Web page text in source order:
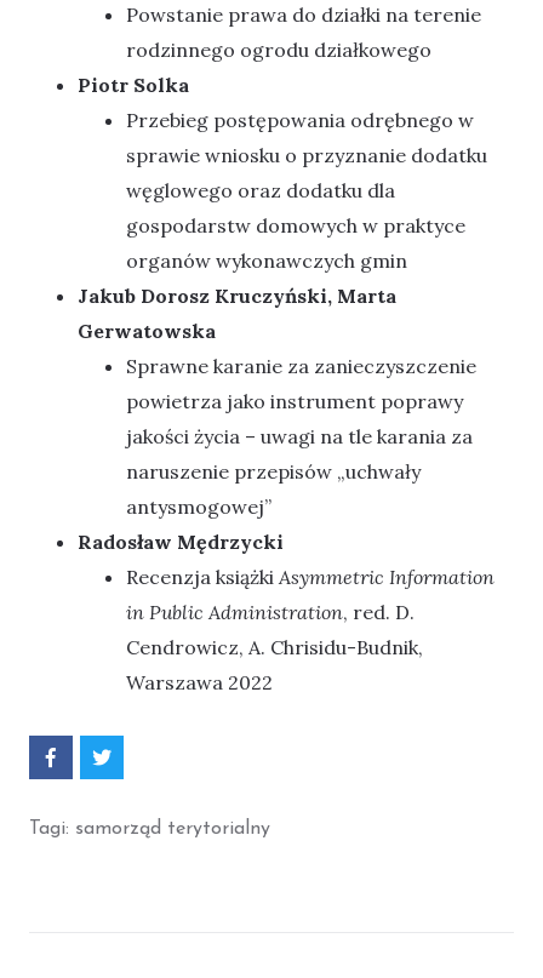
Powstanie prawa do działki na terenie
rodzinnego ogrodu działkowego
Piotr Solka
Przebieg postępowania odrębnego w
sprawie wniosku o przyznanie dodatku
węglowego oraz dodatku dla
gospodarstw domowych w praktyce
organów wykonawczych gmin
Jakub Dorosz Kruczyński, Marta
Gerwatowska
Sprawne karanie za zanieczyszczenie
powietrza jako instrument poprawy
jakości życia – uwagi na tle karania za
naruszenie przepisów „uchwały
antysmogowej”
Radosław Mędrzycki
Recenzja książki Asymmetric Information
in Public Administration, red. D.
Cendrowicz, A. Chrisidu-Budnik,
Warszawa 2022
o
i
o
i
Tagi: samorząd terytorialny